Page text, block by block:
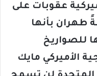
عقوبات على
طهران بأنها
للصواريخ
الأميركي مايك